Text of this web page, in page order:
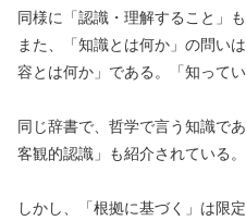
同様に「認識・理解すること」
また、「知識とは何か」の問い
容とは何か」である。「知って
同じ辞書で、哲学で言う知識で
客観的認識」も紹介されている。
しかし、「根拠に基づく」は限